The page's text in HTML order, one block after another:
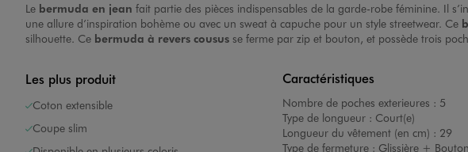
Le bermuda en jean fait partie des pièces indispensables de la garde-robe féminine. Il
une allure d’inspiration bohème ou avec un sweat à capuche pour un style streetwear. Ce
silhouette. Ce bermuda à revers cousus se ferme par zip et bouton, et possède trois
Les plus produit
Coton extensible
Coupe slim
Caractéristiques
Nombre de poches exterieures : 5
Type de longueur : Court(e)
Longueur du vêtement (en cm) : 29
Type de fermeture : Glissière + Bouton